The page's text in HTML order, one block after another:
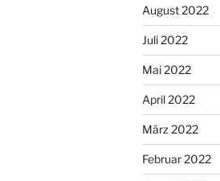
August 2022
Juli 2022
Mai 2022
April 2022
März 2022
Februar 2022